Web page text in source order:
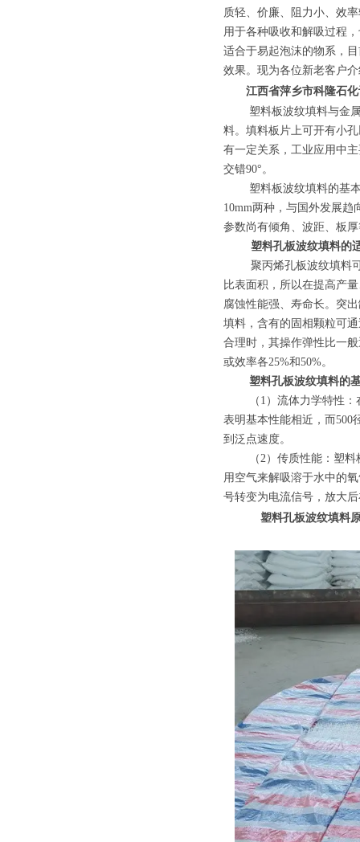
质轻、价廉、阻力小、效
用于各种吸收和解吸过程
适合于易起泡沫的物系，
效果。现为各位新老客户
江西省萍乡市科隆石
塑料板波纹填料与金
料。填料板片上可开有小
有一定关系，工业应用中
交错90°。
塑料板波纹填料的基
10mm两种，与国外发展
参数尚有倾角、波距、板
塑料孔板波纹填料的
聚丙烯孔板波纹填料
比表面积，所以在提高产
腐蚀性能强、寿命长。突
填料，含有的固相颗粒可
合理时，其操作弹性比一
或效率各25%和50%。
塑料孔板波纹填料的
（1） 流体力学特性 ：
表明基本性能相近 ，而500
到泛点速度。
（2） 传质性能：塑料
用空气来解吸溶于水中的
号转变为电流信号，放大
塑料孔板波纹填料